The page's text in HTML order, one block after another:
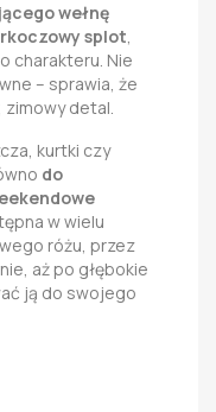
wełnę
splot,
charakteru. Nie
– sprawia, że
zimowy detal.
kurtki czy
do
w wielu
różu, przez
aż po głębokie
ją do swojego